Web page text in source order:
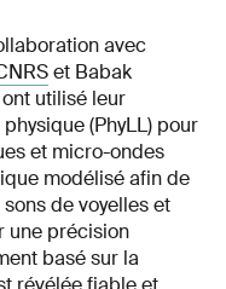
avec
et Babak
utilisé leur
(PhyLL) pour
et micro-ondes
modélisé afin de
de voyelles et
une précision
basé sur la